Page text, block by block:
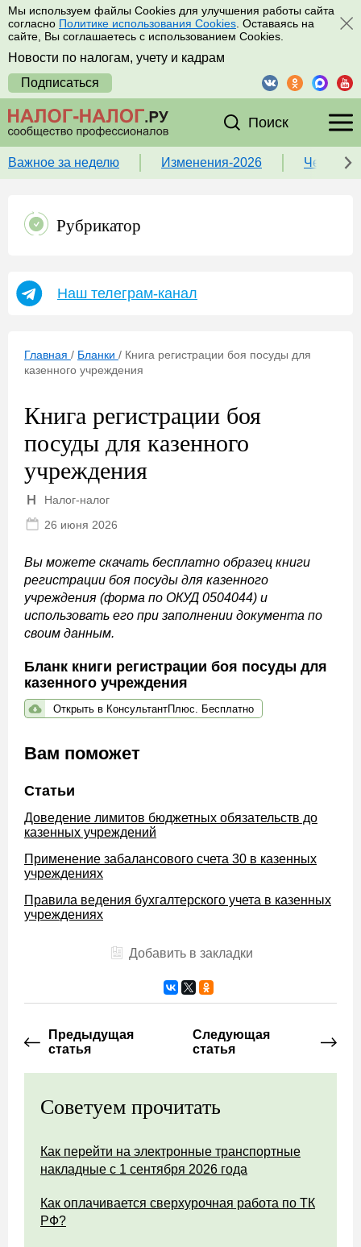
Мы используем файлы Cookies для улучшения работы сайта
согласно Политике использования Cookies . Оставаясь на
сайте, Вы соглашаетесь с использованием Cookies.
Новости по налогам, учету и кадрам
Подписаться
Поиск
Важное за неделю Изменения-2026 Чек-
Рубрикатор
Наш телеграм-канал
Главная / Бланки / Книга регистрации боя посуды для
казенного учреждения
Книга регистрации боя
посуды для казенного
учреждения
Налог-налог
26 июня 2026
Вы можете скачать бесплатно образец книги
регистрации боя посуды для казенного
учреждения (форма по ОКУД 0504044) и
использовать его при заполнении документа по
своим данным.
Бланк книги регистрации боя посуды для
казенного учреждения
Открыть в КонсультантПлюс. Бесплатно
Вам поможет
Статьи
Доведение лимитов бюджетных обязательств до
казенных учреждений
Применение забалансового счета 30 в казенных
учреждениях
Правила ведения бухгалтерского учета в казенных
учреждениях
Добавить в закладки
Предыдущая
статья
Следующая
статья
Советуем прочитать
Как перейти на электронные транспортные
накладные с 1 сентября 2026 года
Как оплачивается сверхурочная работа по ТК
РФ?